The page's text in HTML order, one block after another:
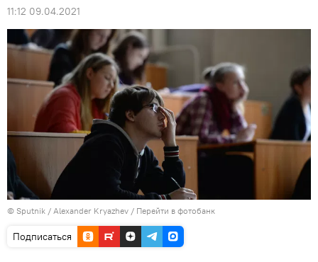
11:12 09.04.2021
© Sputnik / Alexander Kryazhev / Перейти в фотобанк
Подписаться